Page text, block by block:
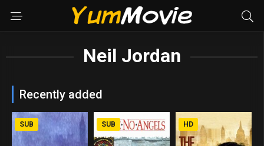
Neil Jordan
Recently added
SUB SUB HD